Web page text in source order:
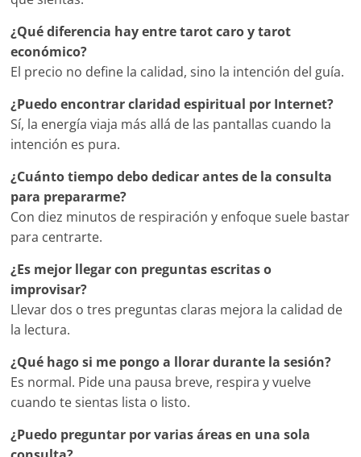
¿Qué diferencia hay entre tarot caro y tarot
económico?
El precio no define la calidad, sino la intención del guía.
¿Puedo encontrar claridad espiritual por Internet?
Sí, la energía viaja más allá de las pantallas cuando la
intención es pura.
¿Cuánto tiempo debo dedicar antes de la consulta
para prepararme?
Con diez minutos de respiración y enfoque suele bastar
para centrarte.
¿Es mejor llegar con preguntas escritas o
improvisar?
Llevar dos o tres preguntas claras mejora la calidad de
la lectura.
¿Qué hago si me pongo a llorar durante la sesión?
Es normal. Pide una pausa breve, respira y vuelve
cuando te sientas lista o listo.
¿Puedo preguntar por varias áreas en una sola